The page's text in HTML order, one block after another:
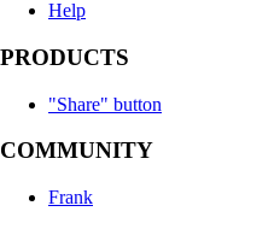
Help
PRODUCTS
"Share" button
COMMUNITY
Frank